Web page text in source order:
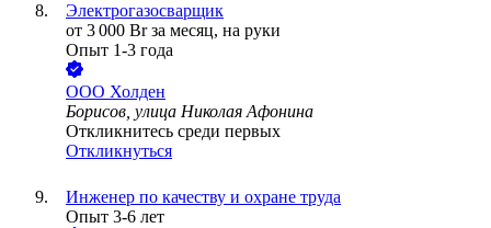
Электрогазосварщик
от 3 000 Br за месяц, на руки
Опыт 1-3 года
ООО Холден
Борисов, улица Николая Афонина
Откликнитесь среди первых
Откликнуться
Инженер по качеству и охране труда
Опыт 3-6 лет